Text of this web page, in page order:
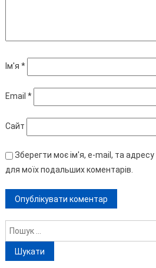
Ім'я *
Email *
Сайт
Зберегти моє ім'я, e-mail, та
для моїх подальших коментарів.
Пошук: